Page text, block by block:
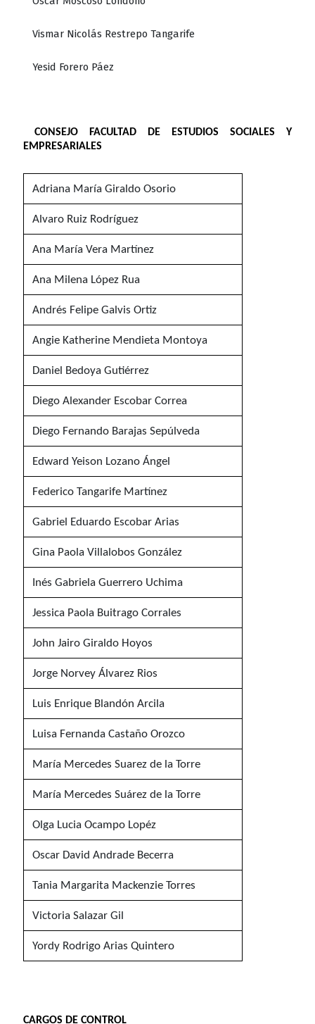
Vismar Nicolás Restrepo Tangarife
Yesid Forero Páez
CONSEJO FACULTAD DE ESTUDIOS SOCIALES Y
EMPRESARIALES
Adriana María Giraldo Osorio
Alvaro Ruiz Rodríguez
Ana María Vera Martínez
Ana Milena López Rua
Andrés Felipe Galvis Ortiz
Angie Katherine Mendieta Montoya
Daniel Bedoya Gutiérrez
Diego Alexander Escobar Correa
Diego Fernando Barajas Sepúlveda
Edward Yeison Lozano Ángel
Federico Tangarife Martínez
Gabriel Eduardo Escobar Arias
Gina Paola Villalobos González
Inés Gabriela Guerrero Uchima
Jessica Paola Buitrago Corrales
John Jairo Giraldo Hoyos
Jorge Norvey Álvarez Rios
Luis Enrique Blandón Arcila
Luisa Fernanda Castaño Orozco
María Mercedes Suarez de la Torre
María Mercedes Suárez de la Torre
Olga Lucia Ocampo Lopéz
Oscar David Andrade Becerra
Tania Margarita Mackenzie Torres
Victoria Salazar Gil
Yordy Rodrigo Arias Quintero
CARGOS DE CONTROL